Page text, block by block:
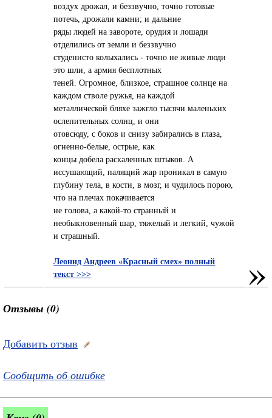
воздух дрожал, и беззвучно, точно готовые
потечь, дрожали камни; и дальние
ряды людей на завороте, орудия и лошади
отделились от земли и беззвучно
студенисто колыхались - точно не живые люди
это шли, а армия бесплотных
теней. Огромное, близкое, страшное солнце на
каждом стволе ружья, на каждой
металлической бляхе зажгло тысячи маленьких
ослепительных солнц, и они
отовсюду, с боков и снизу забирались в глаза,
огненно-белые, острые, как
концы добела раскаленных штыков. А
иссушающий, палящий жар проникал в самую
глубину тела, в кости, в мозг, и чудилось порою,
что на плечах покачивается
не голова, а какой-то странный и
необыкновенный шар, тяжелый и легкий, чужой
и страшный.
Леонид Андреев «Красный смех» полный
текст >>>
»
Отзывы (0)
Добавить отзыв
Сообщить об ошибке